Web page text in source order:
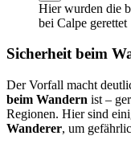
Hier wurden die
bei Calpe gerettet
Sicherheit beim
Der Vorfall macht
beim Wandern ist –
Regionen. Hier sind
Wanderer, um